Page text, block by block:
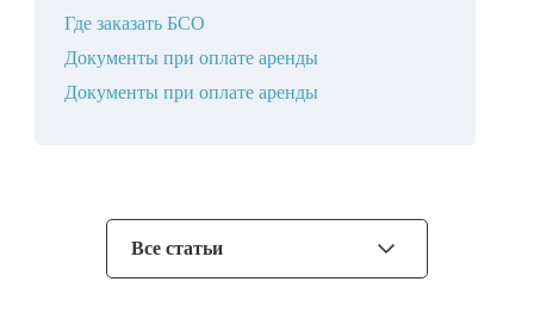
Где заказать БСО
Документы при оплате аренды
Документы при оплате аренды
Все статьи